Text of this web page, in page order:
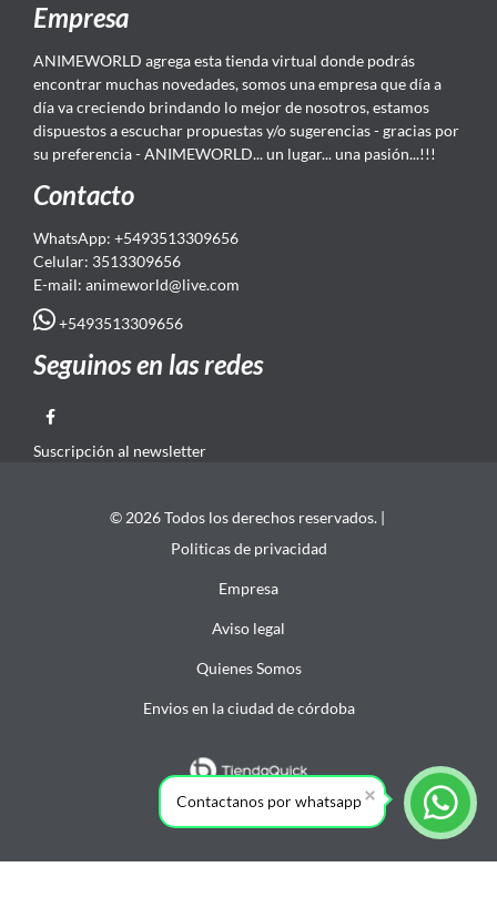
Empresa
ANIMEWORLD agrega esta tienda virtual donde podrás
encontrar muchas novedades, somos una empresa que día a
día va creciendo brindando lo mejor de nosotros, estamos
dispuestos a escuchar propuestas y/o sugerencias - gracias por
su preferencia - ANIMEWORLD... un lugar... una pasión...!!!
Contacto
WhatsApp: +5493513309656
Celular: 3513309656
E-mail: animeworld@live.com
+5493513309656
Seguinos en las redes
Suscripción al newsletter
© 2026 Todos los derechos reservados. |
Politicas de privacidad
Empresa
Aviso legal
Quienes Somos
Envios en la ciudad de córdoba
Contactanos por whatsapp